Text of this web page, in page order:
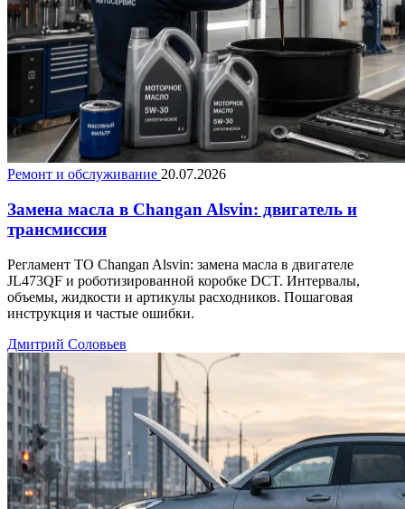
Ремонт и обслуживание 20.07.2026
Замена масла в Changan Alsvin: двигатель и
трансмиссия
Регламент ТО Changan Alsvin: замена масла в двигателе
JL473QF и роботизированной коробке DCT. Интервалы,
объемы, жидкости и артикулы расходников. Пошаговая
инструкция и частые ошибки.
Дмитрий Соловьев